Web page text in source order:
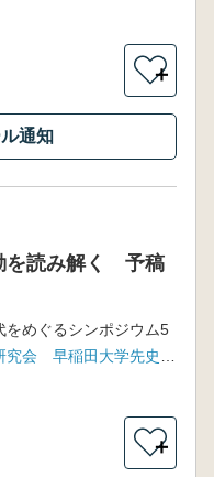
＋
通知
を読み解く 予稿
をめぐるシンポジウム5
＋